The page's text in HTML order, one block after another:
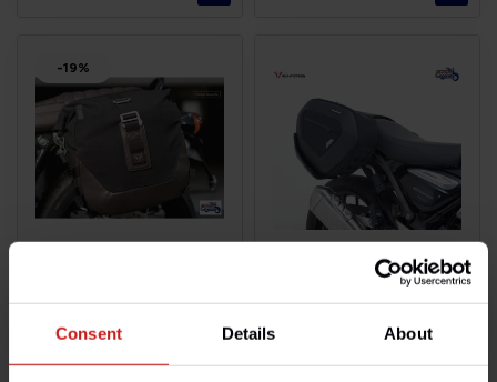
Consent Details About
-19%
Kit Sacoches Sport 400
€400,00